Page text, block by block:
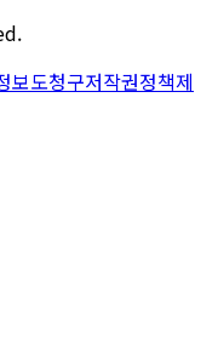
보도청구저작권정책제